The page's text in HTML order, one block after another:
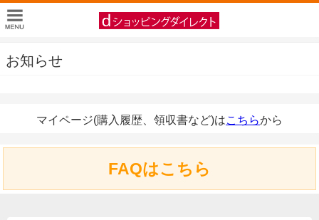
お知らせ
マイページ(購入履歴、領収書など)はこちらから
FAQはこちら